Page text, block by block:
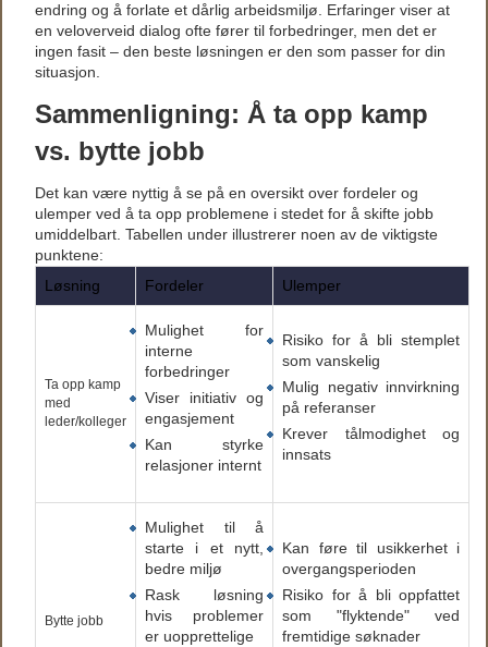
endring og å forlate et dårlig arbeidsmiljø. Erfaringer viser at
en veloverveid dialog ofte fører til forbedringer, men det er
ingen fasit – den beste løsningen er den som passer for din
situasjon.
Sammenligning: Å ta opp kamp
vs. bytte jobb
Det kan være nyttig å se på en oversikt over fordeler og
ulemper ved å ta opp problemene i stedet for å skifte jobb
umiddelbart. Tabellen under illustrerer noen av de viktigste
punktene:
Løsning
Fordeler Ulemper
Ta opp kamp
med
leder/kolleger
Mulighet for
interne
forbedringer
Viser initiativ og
engasjement
Kan styrke
relasjoner internt
Risiko for å bli stemplet
som vanskelig
Mulig negativ innvirkning
på referanser
Krever tålmodighet og
innsats
Bytte jobb
Mulighet til å
starte i et nytt,
bedre miljø
Rask løsning
hvis problemer
er uopprettelige
Kan føre til usikkerhet i
overgangsperioden
Risiko for å bli oppfattet
som "flyktende" ved
fremtidige søknader